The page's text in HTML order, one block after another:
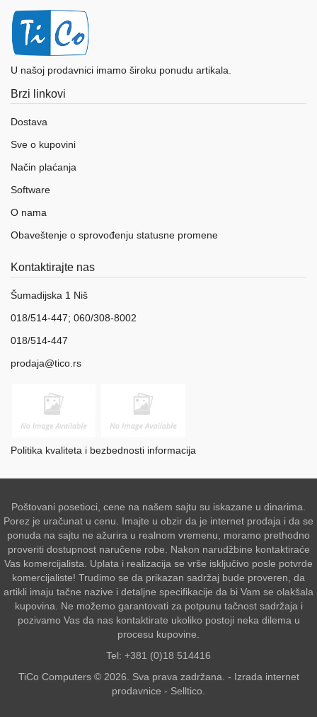
U našoj prodavnici imamo široku ponudu artikala.
Brzi linkovi
Dostava
Sve o kupovini
Način plaćanja
Software
O nama
Obaveštenje o sprovođenju statusne promene
Kontaktirajte nas
Šumadijska 1 Niš
018/514-447; 060/308-8002
018/514-447
prodaja@tico.rs
Politika kvaliteta i bezbednosti informacija
Poštovani posetioci, cene na našem sajtu su iskazane u dinarima.
Porez je uračunat u cenu. Imajte u obzir da je internet prodaja i da se
ponuda na sajtu ne ažurira u realnom vremenu, moramo prethodno
proveriti dostupnost naručene robe. Nakon narudžbine kontaktiraće
Vas komercijalista. Uplata i realizacija se vrše isključivo posle potvrde
komercijaliste! Trudimo se da prikazan sadržaj bude proveren, da
artikli imaju tačne nazive i detaljne specifikacije da bi Vam se olakšala
kupovina. Ne možemo garantovati za potpunu tačnost sadržaja i
pozivamo Vas da nas kontaktirate ukoliko postoji neka dilema u
procesu kupovine.
Tel: +381 (0)18 514416
TiCo Computers © 2026. Sva prava zadržana. - Izrada internet
prodavnice - Selltico.